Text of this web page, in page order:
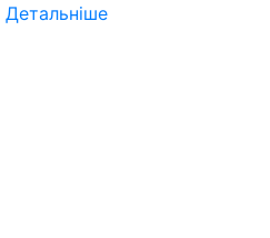
Детальніше